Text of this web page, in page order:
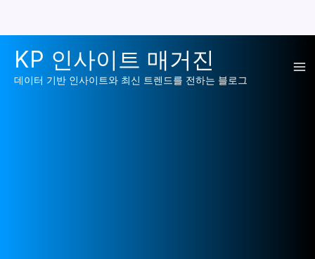
KP 인사이트 매거진
데이터 기반 인사이트와 최신 트렌드를 전하는 블로그